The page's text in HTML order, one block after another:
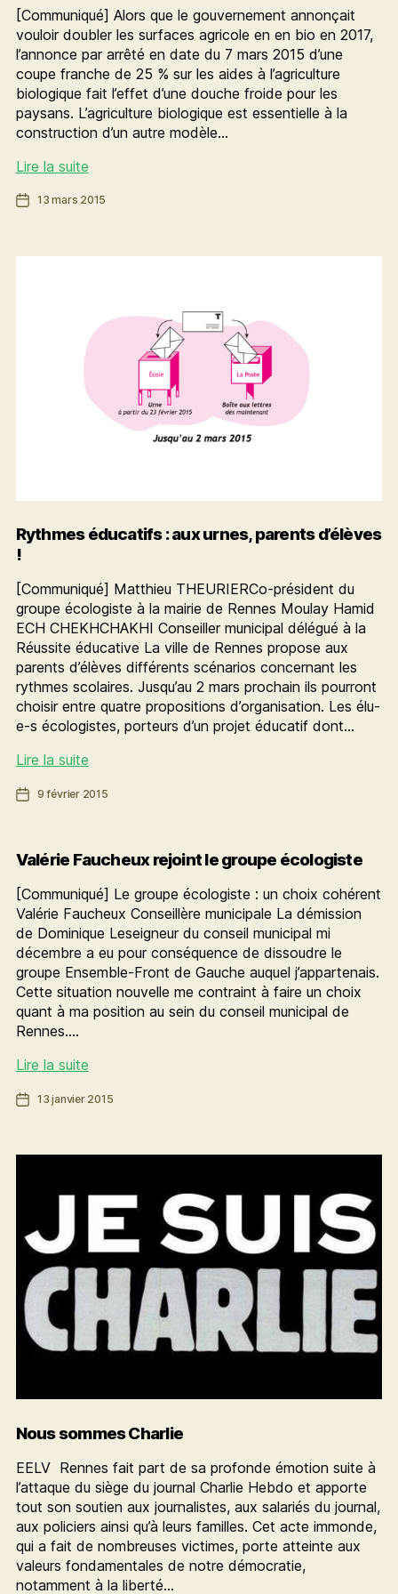
[Communiqué] Alors que le gouvernement annonçait
vouloir doubler les surfaces agricole en en bio en 2017,
l’annonce par arrêté en date du 7 mars 2015 d’une
coupe franche de 25 % sur les aides à l’agriculture
biologique fait l’effet d’une douche froide pour les
paysans. L’agriculture biologique est essentielle à la
construction d’un autre modèle…
Lire la suitePlus
bio
Date13 mars 2015
Rythmes éducatifs : aux urnes, parents d’élèves
!
[Communiqué] Matthieu THEURIERCo-président du
groupe écologiste à la mairie de Rennes Moulay Hamid
ECH CHEKHCHAKHI Conseiller municipal délégué à la
Réussite éducative La ville de Rennes propose aux
parents d’élèves différents scénarios concernant les
rythmes scolaires. Jusqu’au 2 mars prochain ils pourront
choisir entre quatre propositions d’organisation. Les élu-
e-s écologistes, porteurs d’un projet éducatif dont…
Lire la suiteRythmes
:
parents
!
Date9 février 2015
Valérie Faucheux rejoint le groupe écologiste
[Communiqué] Le groupe écologiste : un choix cohérent
Valérie Faucheux Conseillère municipale La démission
de Dominique Leseigneur du conseil municipal mi
décembre a eu pour conséquence de dissoudre le
groupe Ensemble-Front de Gauche auquel j’appartenais.
Cette situation nouvelle me contraint à faire un choix
quant à ma position au sein du conseil municipal de
Rennes.…
Lire la suiteValérie
rejoint
Date13 janvier 2015
Nous sommes Charlie
EELV Rennes fait part de sa profonde émotion suite à
l’attaque du siège du journal Charlie Hebdo et apporte
tout son soutien aux journalistes, aux salariés du journal,
aux policiers ainsi qu’à leurs familles. Cet acte immonde,
qui a fait de nombreuses victimes, porte atteinte aux
valeurs fondamentales de notre démocratie,
notamment à la liberté…